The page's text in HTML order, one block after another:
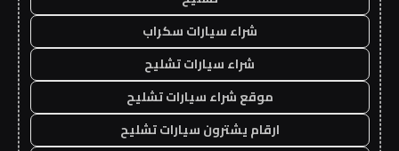
شراء سيارات سكراب
شراء سيارات تشليح
موقع شراء سيارات تشليح
ارقام يشترون سيارات تشليح